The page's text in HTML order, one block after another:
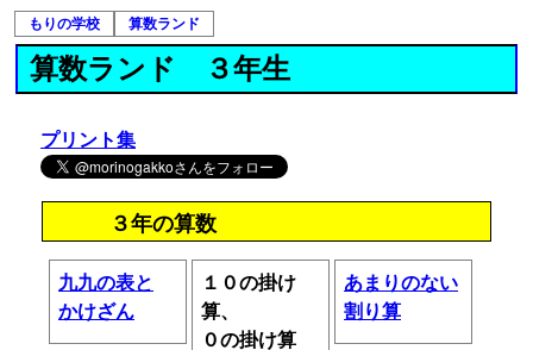
もりの学校 算数ランド
算数ランド ３年生
プリント集
３年の算数
九九の表と
かけざん
１０の掛け
算、
０の掛け算
あまりのない
割り算